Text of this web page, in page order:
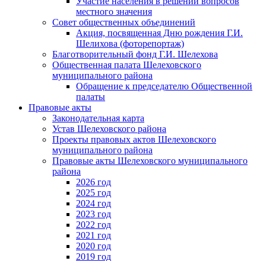
местного значения
Совет общественных объединений
Акция, посвященная Дню рождения Г.И.
Шелихова (фоторепортаж)
Благотворительный фонд Г.И. Шелехова
Общественная палата Шелеховского
муниципального района
Обращение к председателю Общественной
палаты
Правовые акты
Законодательная карта
Устав Шелеховского района
Проекты правовых актов Шелеховского
муниципального района
Правовые акты Шелеховского муниципального
района
2026 год
2025 год
2024 год
2023 год
2022 год
2021 год
2020 год
2019 год